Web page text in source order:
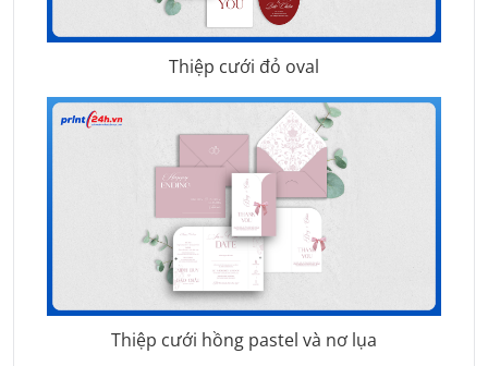
Thiệp cưới đỏ oval
Thiệp cưới hồng pastel và nơ lụa